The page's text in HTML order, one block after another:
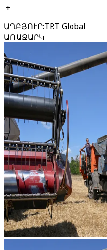
+
ԱՂԲՅՈՒՐ:TRT Global
ԱՌԱՋԱՐԿ